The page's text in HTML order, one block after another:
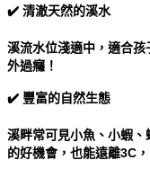
✔️ 清澈天然的溪水
溪流水位淺適中，適合
外過癮！
✔️ 豐富的自然生態
溪畔常可見小魚、小蝦
的好機會，也能遠離3C